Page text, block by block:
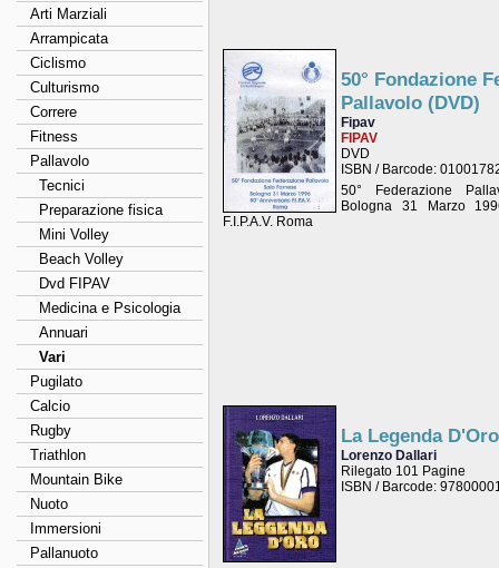
50° Fondazione
Pallavolo (DVD)
Fipav
FIPAV
DVD
ISBN / Barcode:
50° Federazione
Bologna 31 Marzo
F.I.P.A.V. Roma
La Legenda
Lorenzo Dallari
Rilegato 101 Pagine
ISBN / Barcode:
Arti Marziali
Arrampicata
Ciclismo
Culturismo
Correre
Fitness
Pallavolo
Tecnici
Preparazione fisica
Mini Volley
Beach Volley
Dvd FIPAV
Medicina e Psicologia
Annuari
Vari
Pugilato
Calcio
Rugby
Triathlon
Mountain Bike
Nuoto
Immersioni
Pallanuoto